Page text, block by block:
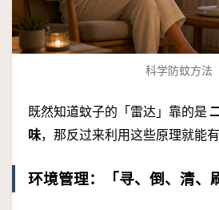
科学防蚊方法
既然知道蚊子的「雷达」靠的是
味，那反过来利用这些原理就能有
环境管理：「寻、倒、清、